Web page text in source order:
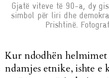
Gjatë viteve të 90-a, dy
simbol për liri dhe
Prishtinë.
Kur ndodhën helmimet
ndamjes etnike, ishte e